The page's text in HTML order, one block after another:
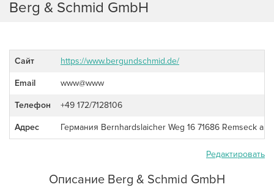
Разместить ТЗ
Справка
Забыли пароль?
Berg & Schmid GmbH
Сайт https://www.bergundschmid.de/
Email www@www
Телефон +49 172/7128106
Адрес Германия Bernhardslaicher Weg 16 71686 Remseck
Редактировать
Описание Berg & Schmid GmbH